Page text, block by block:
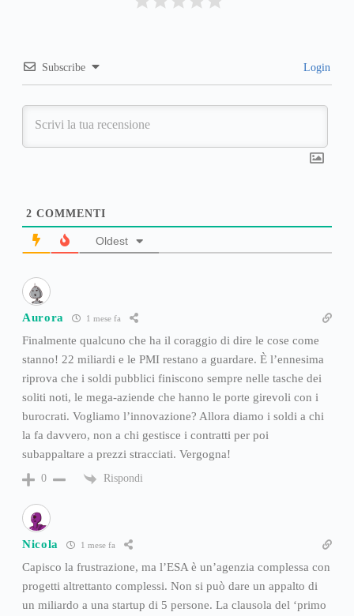
Subscribe Login
2 COMMENTI
Oldest
Aurora 1 mese fa
Finalmente qualcuno che ha il coraggio di dire le cose come
stanno! 22 miliardi e le PMI restano a guardare. È l’ennesima
riprova che i soldi pubblici finiscono sempre nelle tasche dei
soliti noti, le mega-aziende che hanno le porte girevoli con i
burocrati. Vogliamo l’innovazione? Allora diamo i soldi a chi
la fa davvero, non a chi gestisce i contratti per poi
subappaltare a prezzi stracciati. Vergogna!
0 Rispondi
Nicola 1 mese fa
Capisco la frustrazione, ma l’ESA è un’agenzia complessa con
progetti altrettanto complessi. Non si può dare un appalto di
un miliardo a una startup di 5 persone. La clausola del ‘primo